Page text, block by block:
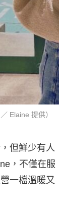
Elaine 提供）
但鮮少有人
，不僅在服
一檔溫暖又